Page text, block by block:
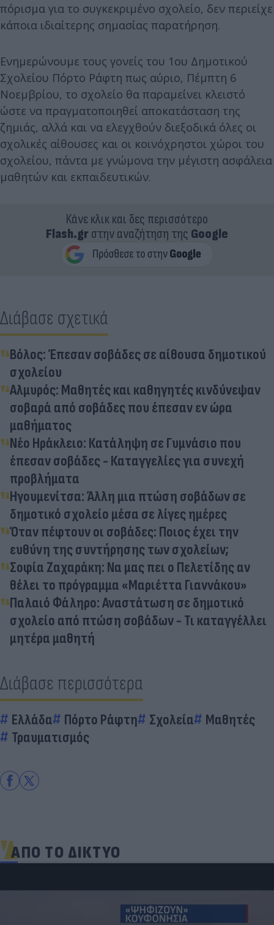
πόρισμα για το συγκεκριμένο σχολείο, δεν περιείχε
κάποια ιδιαίτερης σημασίας παρατήρηση.
Ενημερώνουμε τους γονείς του 1ου Δημοτικού
Σχολείου Πόρτο Ράφτη πως αύριο, Πέμπτη 6
Νοεμβρίου, το σχολείο θα παραμείνει κλειστό
ώστε να πραγματοποιηθεί αποκατάσταση της
ζημιάς, αλλά και να ελεγχθούν διεξοδικά όλες οι
σχολικές αίθουσες και οι κοινόχρηστοι χώροι του
σχολείου, πάντα με γνώμονα την μέγιστη ασφάλεια
μαθητών και εκπαιδευτικών.
Κάνε κλικ και δες περισσότερο
Flash.grστην αναζήτηση της Google
Διάβασε σχετικά
Βόλος: Έπεσαν σοβάδες σε αίθουσα δημοτικού
σχολείου
Αλμυρός: Μαθητές και καθηγητές κινδύνεψαν
σοβαρά από σοβάδες που έπεσαν εν ώρα
μαθήματος
Νέο Ηράκλειο: Κατάληψη σε Γυμνάσιο που
έπεσαν σοβάδες - Καταγγελίες για συνεχή
προβλήματα
Ηγουμενίτσα: Άλλη μια πτώση σοβάδων σε
δημοτικό σχολείο μέσα σε λίγες ημέρες
Όταν πέφτουν οι σοβάδες: Ποιος έχει την
ευθύνη της συντήρησης των σχολείων;
Σοφία Ζαχαράκη: Να μας πει ο Πελετίδης αν
θέλει το πρόγραμμα «Μαριέττα Γιαννάκου»
Παλαιό Φάληρο: Αναστάτωση σε δημοτικό
σχολείο από πτώση σοβάδων - Τι καταγγέλλει
μητέρα μαθητή
Διάβασε περισσότερα
Ελλάδα Πόρτο Ράφτη Σχολεία
Μαθητές
Τραυματισμός
ΑΠΟ ΤΟ ΔΙΚΤΥΟ